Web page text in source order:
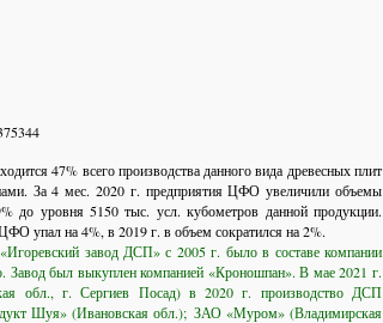
47% всего производства данного вида древесных плит
За 4 мес. 2020 г. предприятия ЦФО увеличили объемы
уровня 5150 тыс. усл. кубометров данной продукции.
упал на 4%, в 2019 г. в объем сократился на 2%.
завод ДСП» с 2005 г. было в составе компании
Завод был выкуплен компанией «Кроношпан». В мае 2021 г.
обл., г. Сергиев Посад) в 2020 г. производство ДСП
Шуя» (Ивановская обл.); ЗАО «Муром» (Владимирская